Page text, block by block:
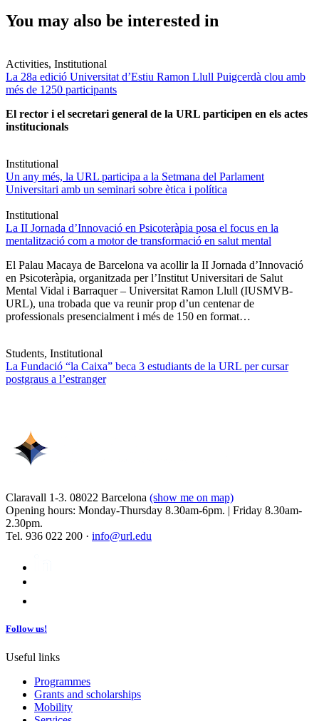
You may also be interested in
Activities, Institutional
La 28a edició Universitat d’Estiu Ramon Llull Puigcerdà clou amb
més de 1250 participants
El rector i el secretari general de la URL participen en els actes
institucionals
Institutional
Un any més, la URL participa a la Setmana del Parlament
Universitari amb un seminari sobre ètica i política
Institutional
La II Jornada d’Innovació en Psicoteràpia posa el focus en la
mentalització com a motor de transformació en salut mental
El Palau Macaya de Barcelona va acollir la II Jornada d’Innovació
en Psicoteràpia, organitzada per l’Institut Universitari de Salut
Mental Vidal i Barraquer – Universitat Ramon Llull (IUSMVB-
URL), una trobada que va reunir prop d’un centenar de
professionals presencialment i més de 150 en format…
Students, Institutional
La Fundació “la Caixa” beca 3 estudiants de la URL per cursar
postgraus a l’estranger
Claravall 1-3. 08022 Barcelona (show me on map)
Opening hours: Monday-Thursday 8.30am-6pm. | Friday 8.30am-
2.30pm.
Tel. 936 022 200 · info@url.edu
Follow us!
Useful links
Programmes
Grants and scholarships
Mobility